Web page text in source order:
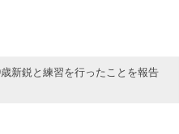
新鋭と練習を行ったことを報告